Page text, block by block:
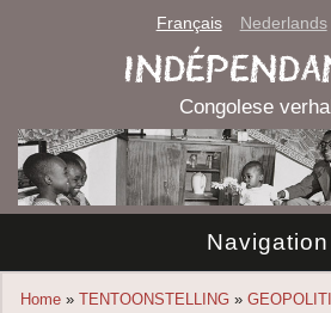
Français Nederlands
Congolese
Navigation
You are here
Home » TENTOONSTELLING »